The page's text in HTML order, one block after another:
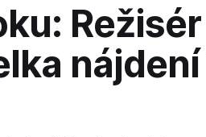
Režisér